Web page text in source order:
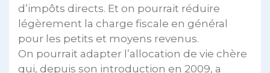
d’impôts directs. Et on pourrait réduire
légèrement la charge fiscale en général
pour les petits et moyens revenus.
On pourrait adapter l’allocation de vie chère
qui, depuis son introduction en 2009, a